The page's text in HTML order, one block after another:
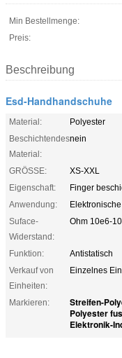
Min Bestellmenge:
Preis:
Beschreibung
Esd-Handhandschuhe
Material:
Polyester
Beschichtendes
Material:
nein
GRÖSSE:
XS-XXL
Eigenschaft:
Finger
Anwendung:
Suface-
Widerstand:
Ohm 10e6-
Funktion:
Antistatisch
Verkauf von
Einheiten:
Einzelnes
Markieren: Streifen-
Polyester
Elektronik-